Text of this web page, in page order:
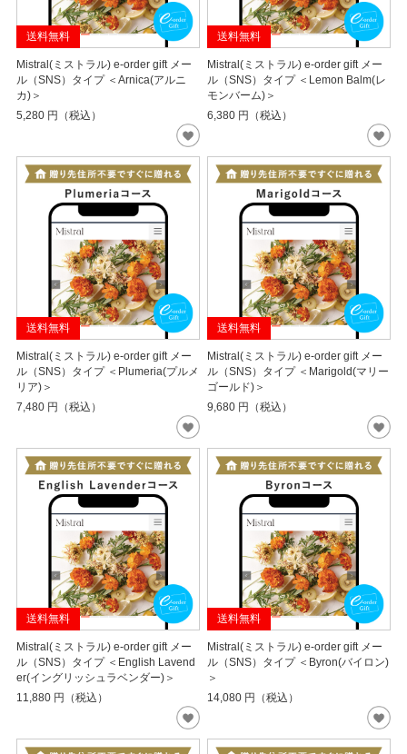
送料無料
Mistral(ミストラル) e-order gift メー
ル（SNS）タイプ ＜Arnica(アルニ
カ)＞
5,280 円（税込）
送料無料
Mistral(ミストラル) e-order gift メー
ル（SNS）タイプ ＜Lemon Balm(レ
モンバーム)＞
6,380 円（税込）
送料無料
Mistral(ミストラル) e-order gift メー
ル（SNS）タイプ ＜Plumeria(プルメ
リア)＞
7,480 円（税込）
送料無料
Mistral(ミストラル) e-order gift メー
ル（SNS）タイプ ＜Marigold(マリー
ゴールド)＞
9,680 円（税込）
送料無料
Mistral(ミストラル) e-order gift メー
ル（SNS）タイプ ＜English Lavend
er(イングリッシュラベンダー)＞
11,880 円（税込）
送料無料
Mistral(ミストラル) e-order gift メー
ル（SNS）タイプ ＜Byron(バイロン)
＞
14,080 円（税込）